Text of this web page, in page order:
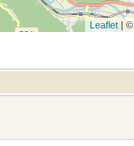
Leaflet| ©